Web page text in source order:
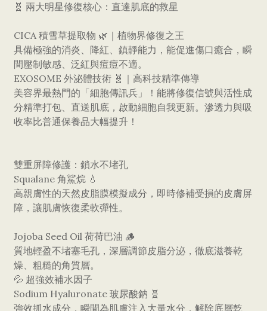
​🧬 兩大明星修復核心：直達肌底的救星
​CICA 積雪草提取物 🌿｜植物界修復之王
具備極強的消炎、降紅、鎮靜能力，能促進傷口癒合，瞬
間壓制敏感、泛紅與痘痘不適。
​EXOSOME 外泌體技術 🧬｜高科技精準傳導
美容界最熱門的「細胞傳訊兵」！能將修復信號與活性成
分精準打包、直送肌底，啟動細胞自我更新。滲透力與吸
收率比普通保養品大幅提升！
雙重屏障修護：鎖水不堵孔
​Squalane 角鯊烷 💧
高親膚性的天然皮脂膜模擬成分，即時修補受損的皮膚屏
障，讓肌膚恢復柔軟彈性。
​Jojoba Seed Oil 荷荷巴油 🪵
質地輕盈不堵塞毛孔，深層調節皮脂分泌，徹底滋養乾
燥、粗糙的角質層。
​💦 超強效補水因子
​Sodium Hyaluronate 玻尿酸鈉 🧬
強效抓水成分，瞬間為肌膚注入大量水分，解除底層乾